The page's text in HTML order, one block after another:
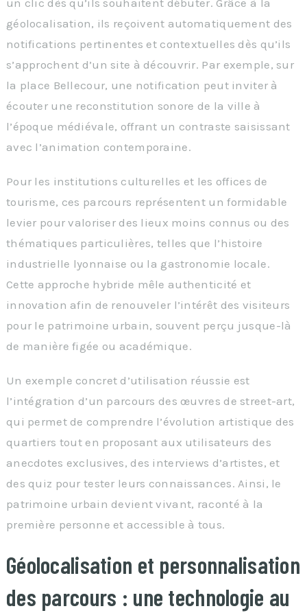
géolocalisation, ils reçoivent automatiquement des
notifications pertinentes et contextuelles dès qu’ils
s’approchent d’un site à découvrir. Par exemple, sur
la place Bellecour, une notification peut inviter à
écouter une reconstitution sonore de la ville à
l’époque médiévale, offrant un contraste saisissant
avec l’animation contemporaine.
Pour les institutions culturelles et les offices de
tourisme, ces parcours représentent un formidable
levier pour valoriser des lieux moins connus ou des
thématiques particulières, telles que l’histoire
industrielle lyonnaise ou la gastronomie locale.
Cette approche hybride mêle authenticité et
innovation afin de renouveler l’intérêt des visiteurs
pour le patrimoine urbain, souvent perçu jusque-là
de manière figée ou académique.
Un exemple concret d’utilisation réussie est
l’intégration d’un parcours des œuvres de street-art,
qui permet de comprendre l’évolution artistique des
quartiers tout en proposant aux utilisateurs des
anecdotes exclusives, des interviews d’artistes, et
des quiz pour tester leurs connaissances. Ainsi, le
patrimoine urbain devient vivant, raconté à la
première personne et accessible à tous.
Géolocalisation et personnalisation
des parcours : une technologie au